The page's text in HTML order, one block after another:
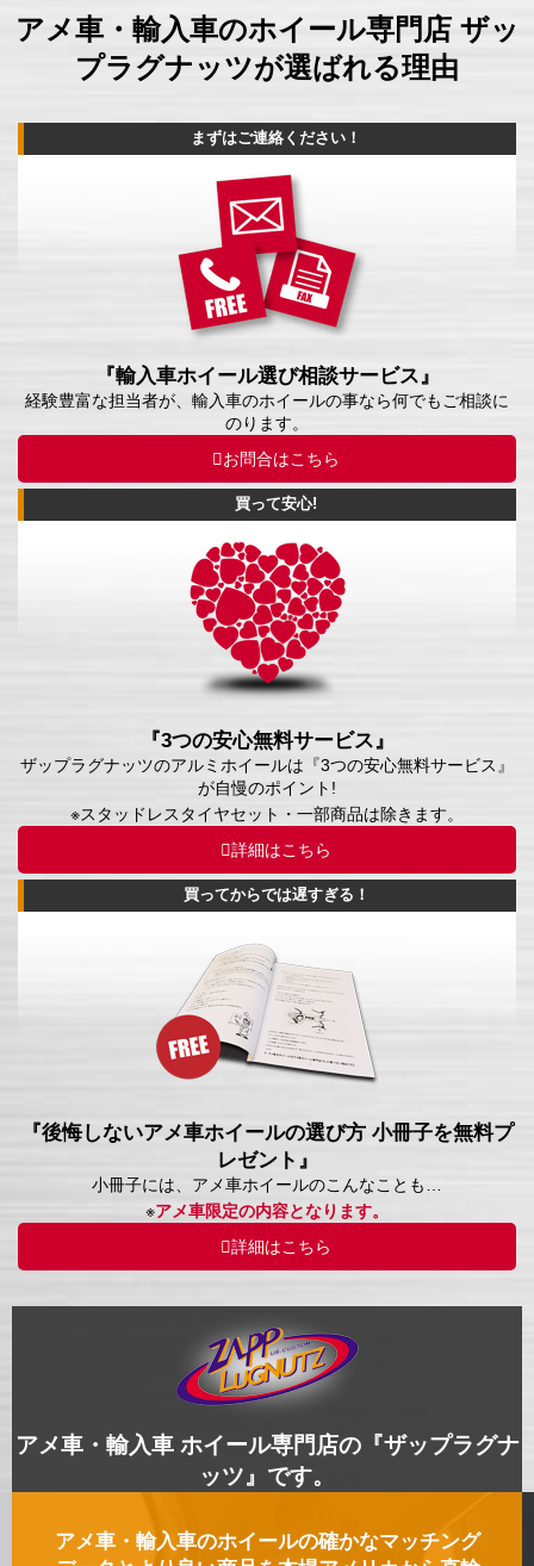
アメ車・輸入車のホイール専門店 ザッ
プラグナッツが選ばれる理由
まずはご連絡ください！
『輸入車ホイール選び相談サービス』
経験豊富な担当者が、輸入車のホイールの事なら何でもご相談に
のります。
お問合はこちら
買って安心!
『3つの安心無料サービス』
ザップラグナッツのアルミホイールは『3つの安心無料サービス』
が自慢のポイント!
※スタッドレスタイヤセット・一部商品は除きます。
詳細はこちら
買ってからでは遅すぎる！
『後悔しないアメ車ホイールの選び方 小冊子を無料プ
レゼント』
小冊子には、アメ車ホイールのこんなことも…
※アメ車限定の内容となります。
詳細はこちら
アメ車・輸入車 ホイール専門店の『ザップラグナ
ッツ』です。
アメ車・輸入車のホイールの確かなマッチング